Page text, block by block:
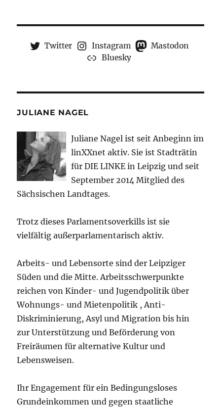
Twitter Instagram
Mastodon
Bluesky
JULIANE NAGEL
Juliane Nagel ist seit Anbeginn im
linXXnet aktiv. Sie ist Stadträtin
für DIE LINKE in Leipzig und seit
September 2014 Mitglied des
Sächsischen Landtages.
Trotz dieses Parlamentsoverkills ist sie
vielfältig außerparlamentarisch aktiv.
Arbeits- und Lebensorte sind der Leipziger
Süden und die Mitte. Arbeitsschwerpunkte
reichen von Kinder- und Jugendpolitik über
Wohnungs- und Mietenpolitik , Anti-
Diskriminierung, Asyl und Migration bis hin
zur Unterstützung und Beförderung von
Freiräumen für alternative Kultur und
Lebensweisen.
Ihr Engagement für ein Bedingungsloses
Grundeinkommen und gegen staatliche